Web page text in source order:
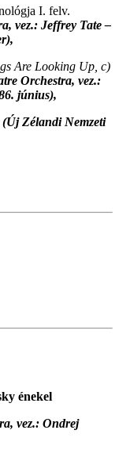
I. felv.
vez.: Jeffrey Tate –
Are Looking Up, c)
Orchestra, vez.:
június),
(Új Zélandi Nemzeti
énekel
vez.: Ondrej